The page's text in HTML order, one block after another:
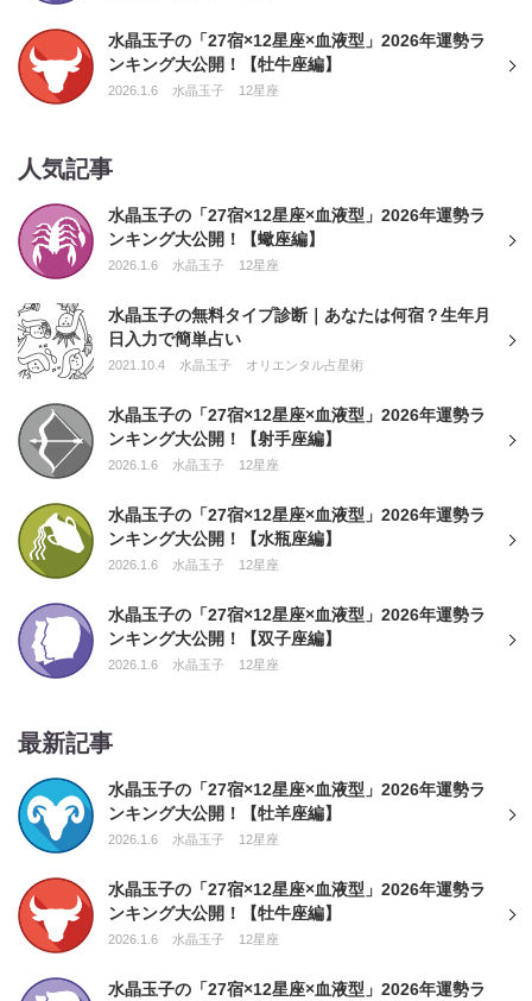
水晶玉子の「27宿×12星座×血液型」2026年運勢ラ
ンキング大公開！【牡牛座編】
2026.1.6 水晶玉子 12星座
人気記事
水晶玉子の「27宿×12星座×血液型」2026年運勢ラ
ンキング大公開！【蠍座編】
2026.1.6 水晶玉子 12星座
水晶玉子の無料タイプ診断｜あなたは何宿？生年月
日入力で簡単占い
2021.10.4 水晶玉子 オリエンタル占星術
水晶玉子の「27宿×12星座×血液型」2026年運勢ラ
ンキング大公開！【射手座編】
2026.1.6 水晶玉子 12星座
水晶玉子の「27宿×12星座×血液型」2026年運勢ラ
ンキング大公開！【水瓶座編】
2026.1.6 水晶玉子 12星座
水晶玉子の「27宿×12星座×血液型」2026年運勢ラ
ンキング大公開！【双子座編】
2026.1.6 水晶玉子 12星座
最新記事
水晶玉子の「27宿×12星座×血液型」2026年運勢ラ
ンキング大公開！【牡羊座編】
2026.1.6 水晶玉子 12星座
水晶玉子の「27宿×12星座×血液型」2026年運勢ラ
ンキング大公開！【牡牛座編】
2026.1.6 水晶玉子 12星座
水晶玉子の「27宿×12星座×血液型」2026年運勢ラ